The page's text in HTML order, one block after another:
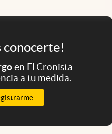
conocerte!
en El Cronista
a tu medida.